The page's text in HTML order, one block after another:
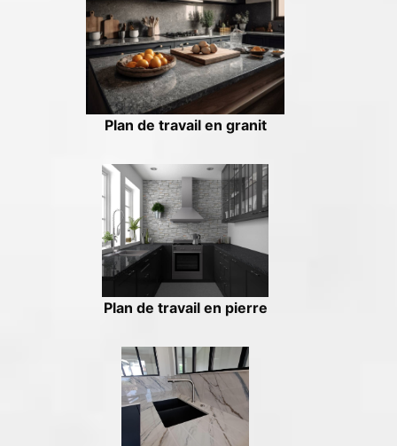
Plan de travail en granit
Plan de travail en pierre